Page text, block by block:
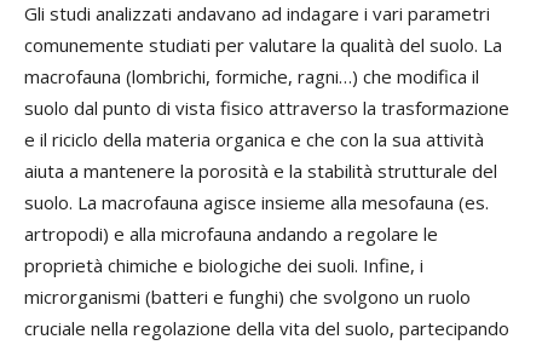
Gli studi analizzati andavano ad indagare i vari parametri
comunemente studiati per valutare la qualità del suolo. La
macrofauna (lombrichi, formiche, ragni…) che modifica il
suolo dal punto di vista fisico attraverso la trasformazione
e il riciclo della materia organica e che con la sua attività
aiuta a mantenere la porosità e la stabilità strutturale del
suolo. La macrofauna agisce insieme alla mesofauna (es.
artropodi) e alla microfauna andando a regolare le
proprietà chimiche e biologiche dei suoli. Infine, i
microrganismi (batteri e funghi) che svolgono un ruolo
cruciale nella regolazione della vita del suolo, partecipando